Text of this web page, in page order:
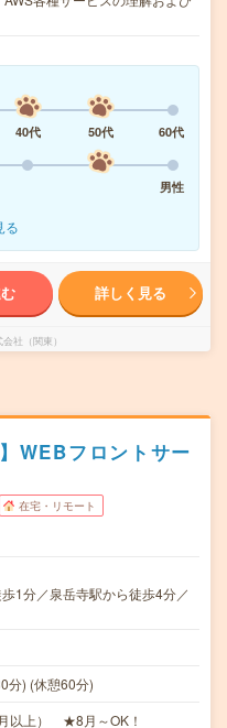
40代 50代
60代
男性
る
詳しく見る
社（関東）
WEBフロントサー
在宅・リモート
1分／泉岳寺駅から徒歩4分／
分) (休憩60分)
以上） ★8月～OK！